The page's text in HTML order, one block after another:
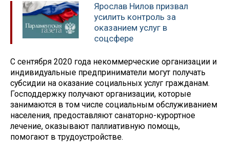
Ярослав Нилов призвал
усилить контроль за
оказанием услуг в
соцсфере
С сентября 2020 года некоммерческие организации и
индивидуальные предприниматели могут получать
субсидии на оказание социальных услуг гражданам.
Господдержку получают организации, которые
занимаются в том числе социальным обслуживанием
населения, предоставляют санаторно-курортное
лечение, оказывают паллиативную помощь,
помогают в трудоустройстве.